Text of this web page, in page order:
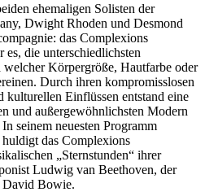
ehemaligen Solisten der
Dwight Rhoden und Desmond
das Complexions
die unterschiedlichsten
Körpergröße, Hautfarbe oder
Durch ihren kompromisslosen
Einflüssen entstand eine
und außergewöhnlichsten Modern
seinem neuesten Programm
das Complexions
„Sternstunden“ ihrer
Ludwig van Beethoven, der
David Bowie.